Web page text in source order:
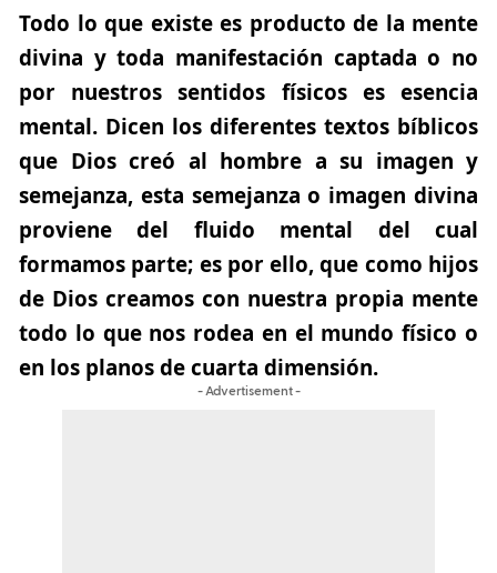
Todo lo que existe es producto de la mente
divina y toda manifestación captada o no
por nuestros sentidos físicos es esencia
mental. Dicen los diferentes textos bíblicos
que Dios creó al hombre a su imagen y
semejanza, esta semejanza o imagen divina
proviene del fluido mental del cual
formamos parte; es por ello, que como hijos
de Dios creamos con nuestra propia mente
todo lo que nos rodea en el mundo físico o
en los planos de cuarta dimensión.
- Advertisement -